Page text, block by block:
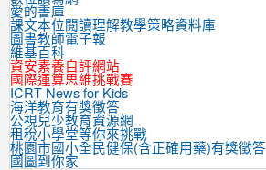
愛的書庫
課文本位閱讀理解教學策略資料庫
圖書教師電子報
維基百科
資安素養自評網站
國際運算思維挑戰賽
ICRT News for Kids
海洋教育有獎徵答
公視兒少教育資源網
租稅小學堂等你來挑戰
桃園市國小全民健保(含正確用藥)有獎徵答
國圖到你家